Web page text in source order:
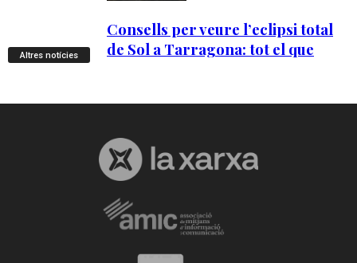
Altres notícies